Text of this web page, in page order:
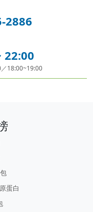
2886
22:00
18:00~19:00
蛋白